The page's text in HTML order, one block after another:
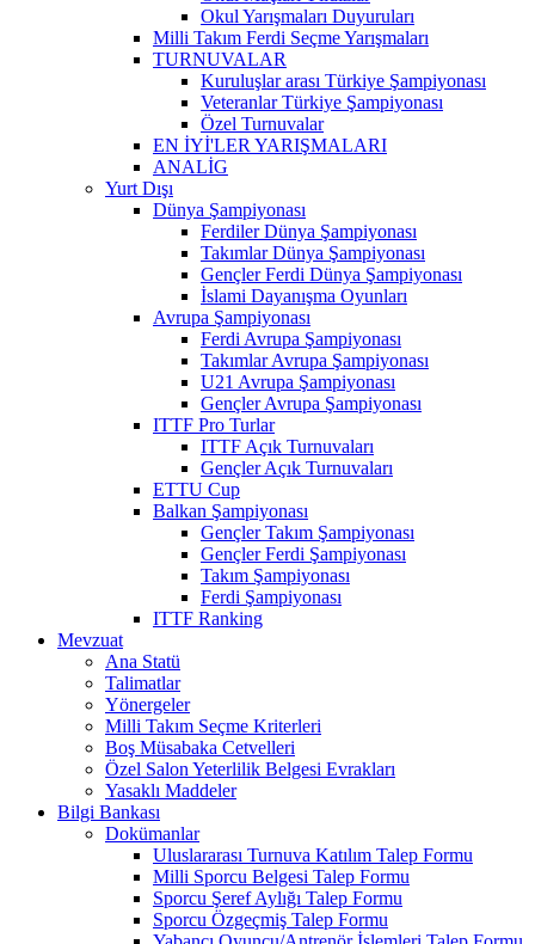
Okul Yarışmaları Duyuruları
Milli Takım Ferdi Seçme Yarışmaları
TURNUVALAR
Kuruluşlar arası Türkiye Şampiyonası
Veteranlar Türkiye Şampiyonası
Özel Turnuvalar
EN İYİ'LER YARIŞMALARI
ANALİG
Yurt Dışı
Dünya Şampiyonası
Ferdiler Dünya Şampiyonası
Takımlar Dünya Şampiyonası
Gençler Ferdi Dünya Şampiyonası
İslami Dayanışma Oyunları
Avrupa Şampiyonası
Ferdi Avrupa Şampiyonası
Takımlar Avrupa Şampiyonası
U21 Avrupa Şampiyonası
Gençler Avrupa Şampiyonası
ITTF Pro Turlar
ITTF Açık Turnuvaları
Gençler Açık Turnuvaları
ETTU Cup
Balkan Şampiyonası
Gençler Takım Şampiyonası
Gençler Ferdi Şampiyonası
Takım Şampiyonası
Ferdi Şampiyonası
ITTF Ranking
Mevzuat
Ana Statü
Talimatlar
Yönergeler
Milli Takım Seçme Kriterleri
Boş Müsabaka Cetvelleri
Özel Salon Yeterlilik Belgesi Evrakları
Yasaklı Maddeler
Bilgi Bankası
Dokümanlar
Uluslararası Turnuva Katılım Talep Formu
Milli Sporcu Belgesi Talep Formu
Sporcu Şeref Aylığı Talep Formu
Sporcu Özgeçmiş Talep Formu